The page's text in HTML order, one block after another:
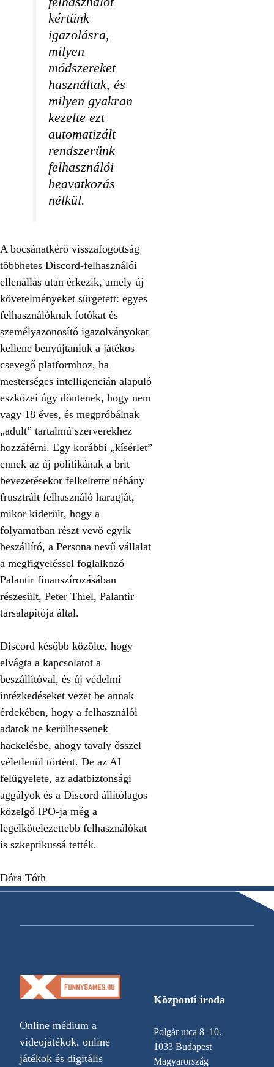
kértünk
igazolásra,
milyen
módszereket
használtak, és
milyen gyakran
kezelte ezt
automatizált
rendszerünk
felhasználói
beavatkozás
nélkül.
A bocsánatkérő visszafogottság
többhetes Discord-felhasználói
ellenállás után érkezik, amely új
követelményeket sürgetett: egyes
felhasználóknak fotókat és
személyazonosító igazolványokat
kellene benyújtaniuk a játékos
csevegő platformhoz, ha
mesterséges intelligencián alapuló
eszközei úgy döntenek, hogy nem
vagy 18 éves, és megpróbálnak
„adult” tartalmú szerverekhez
hozzáférni. Egy korábbi „kísérlet”
ennek az új politikának a brit
bevezetésekor felkeltette néhány
frusztrált felhasználó haragját,
mikor kiderült, hogy a
folyamatban részt vevő egyik
beszállító, a Persona nevű vállalat
a megfigyeléssel foglalkozó
Palantir finanszírozásában
részesült, Peter Thiel, Palantir
társalapítója által.
Discord később közölte, hogy
elvágta a kapcsolatot a
beszállítóval, és új védelmi
intézkedéseket vezet be annak
érdekében, hogy a felhasználói
adatok ne kerülhessenek
hackelésbe, ahogy tavaly ősszel
véletlenül történt. De az AI
felügyelete, az adatbiztonsági
aggályok és a Discord állítólagos
közelgő IPO-ja még a
legelkötelezettebb felhasználókat
is szkeptikussá tették.
Dóra Tóth
Online médium a
videojátékok, online
játékok és digitális
Központi iroda
Polgár utca 8–10.
1033 Budapest
Magyarország